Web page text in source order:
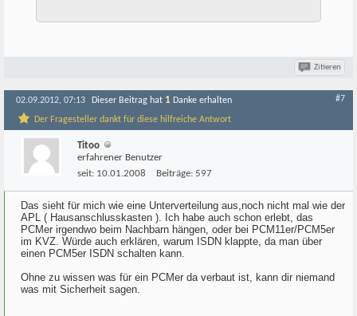
Zitieren
02.09.2012, 07:13 Dieser Beitrag hat 1 Danke erhalten
Der Fragesteller dankt für diese hilfreiche Antwort
#7
Titoo
erfahrener Benutzer
seit: 10.01.2008 Beiträge: 597
Das sieht für mich wie eine Unterverteilung aus,noch nicht mal wie der
APL ( Hausanschlusskasten ). Ich habe auch schon erlebt, das
PCMer irgendwo beim Nachbarn hängen, oder bei PCM11er/PCM5er
im KVZ. Würde auch erklären, warum ISDN klappte, da man über
einen PCM5er ISDN schalten kann.
Ohne zu wissen was für ein PCMer da verbaut ist, kann dir niemand
was mit Sicherheit sagen.